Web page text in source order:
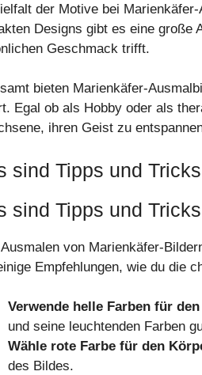
der Motive bei
Designs gibt es eine große
Geschmack trifft.
bieten Marienkäfer-
Egal ob als Hobby oder als
ihren Geist zu
sind Tipps und
sind Tipps und
von Marienkäfer-
Empfehlungen, wie du die
Verwende helle Farben für
und seine leuchtenden Farben
Wähle rote Farbe für den
des Bildes.